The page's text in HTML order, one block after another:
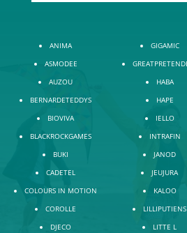
ANIMA
ASMODEE
AUZOU
BERNARDETEDDYS
BIOVIVA
BLACKROCKGAMES
BUKI
CADETEL
COLOURS IN MOTION
COROLLE
DJECO
GIGAMIC
HABA
HAPE
IELLO
INTRAFIN
JANOD
JEUJURA
KALOO
LILLIPUTIENS
LITTE L